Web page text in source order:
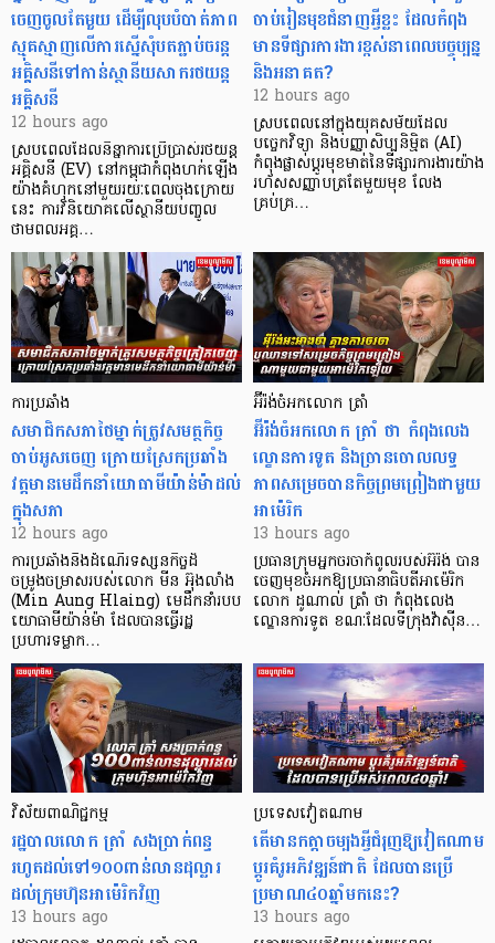
ចេញចូលតែមួយ ដើម្បីលុបបំបាត់ភាព
ស្មុគស្មាញលើការស្នើសុំបតភ្ជាប់ចរន្ត
អគ្គិសនីទៅកាន់ស្ថានីយសាករថយន្ត
អគ្គិសនី
12 hours ago
ស្របពេលដែលនិន្នាការប្រើប្រាស់រថយន្ត
អគ្គិសនី (EV) នៅកម្ពុជាកំពុងហក់ឡើង
យ៉ាងគំហុកនៅមួយរយៈពេលចុងក្រោយ
នេះ ការវិនិយោគលើស្ថានីយបញ្ចូល
ថាមពលអគ្គ…
ចាប់រៀនមុខជំនាញអ្វីខ្លះ ដែលកំពុង
មានទីផ្សារការងារខ្ពស់នាពេលបច្ចុប្បន្ន
និងអនាគត?
12 hours ago
ស្របពេលនៅក្នុងយុគសម័យដែល
បច្ចេកវិទ្យា និងបញ្ញាសិប្បនិម្មិត (AI)
កំពុងផ្លាស់ប្តូរមុខមាត់នៃទីផ្សារការងារយ៉ាង
រហ័សសញ្ញាបត្រតែមួយមុខ លែង
គ្រប់គ្រ…
ការប្រឆាំង
សមាជិកសភាថៃម្នាក់ត្រូវសមត្ថកិច្ច
ចាប់អូសចេញ ក្រោយស្រែកប្រឆាំង
វត្តមានមេដឹកនាំយោធាមីយ៉ាន់ម៉ាដល់
ក្នុងសភា
12 hours ago
ការប្រឆាំងនឹងដំណើរទស្សនកិច្ចដ៏
ចម្រូងចម្រាសរបស់លោក មីន អ៊ុងលាំង
(Min Aung Hlaing) មេដឹកនាំរបប
យោធាមីយ៉ាន់ម៉ា ដែលបានធ្វើរដ្ឋ
ប្រហារទម្លាក…
អ៊ីរ៉ង់ចំអកលោក ត្រាំ
អ៊ីរ៉ង់ចំអកលោក ត្រាំ ថា កំពុងលេង
ល្ខោនការទូត និងច្រានចោលលទ្ធ
ភាពសម្រេចបានកិច្ចព្រមព្រៀងជាមួយ
អាម៉េរិក
13 hours ago
ប្រធានក្រុមអ្នកចរចាកំពូលរបស់អ៊ីរ៉ង់ បាន
ចេញមុខចំអកឱ្យប្រធានាធិបតីអាម៉េរិក
លោក ដូណាល់ ត្រាំ ថា កំពុងលេង
ល្ខោនការទូត ខណៈដែលទីក្រុងវ៉ាស៊ីន…
វិស័យ​ពាណិជ្ជកម្ម
រដ្ឋបាលលោក ត្រាំ សងប្រាក់ពន្ធ
រហូតដល់ទៅ១០០ពាន់លានដុល្លារ
ដល់ក្រុមហ៊ុនអាម៉េរិកវិញ
13 hours ago
ប្រទេសវៀតណាម
តើមានកត្តាចម្បងអ្វីជំរុញឱ្យវៀតណាម
ប្តូរគំរូអភិវឌ្ឍន៍ជាតិ ដែលបានប្រើ
ប្រមាណ៤០ឆ្នាំមកនេះ?
13 hours ago